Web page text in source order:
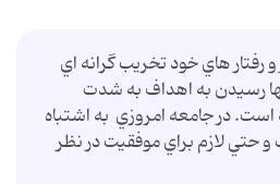
رفتار هاي خود تخريب گرانه اي
رسیدن به اهداف به شدت
است. در جامعه امروزي ‍ به اشتباه
حتي لازم براي موفقيت در نظر